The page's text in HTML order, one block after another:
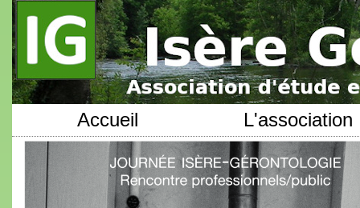
Accueil L'association